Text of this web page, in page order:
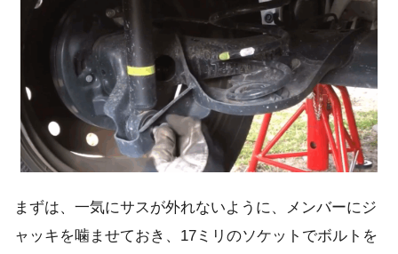
まずは、一気にサスが外れないように、メンバーにジ
ャッキを噛ませておき、17ミリのソケットでボルトを